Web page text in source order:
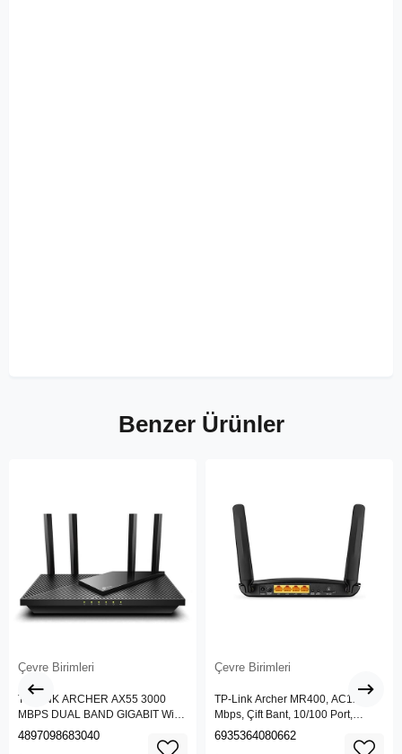
Benzer Ürünler
Çevre Birimleri
TP-LINK ARCHER AX55 3000
MBPS DUAL BAND GIGABIT Wi-Fi
6 ROUTER
4897098683040
Çevre Birimleri
TP-Link Archer MR400, AC1200
Mbps, Çift Bant, 10/100 Port,
4G/3G SIM Yuvası, Kablosuz 4G
6935364080662